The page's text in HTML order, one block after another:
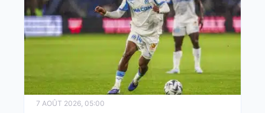
7 AOÛT 2026, 05:00